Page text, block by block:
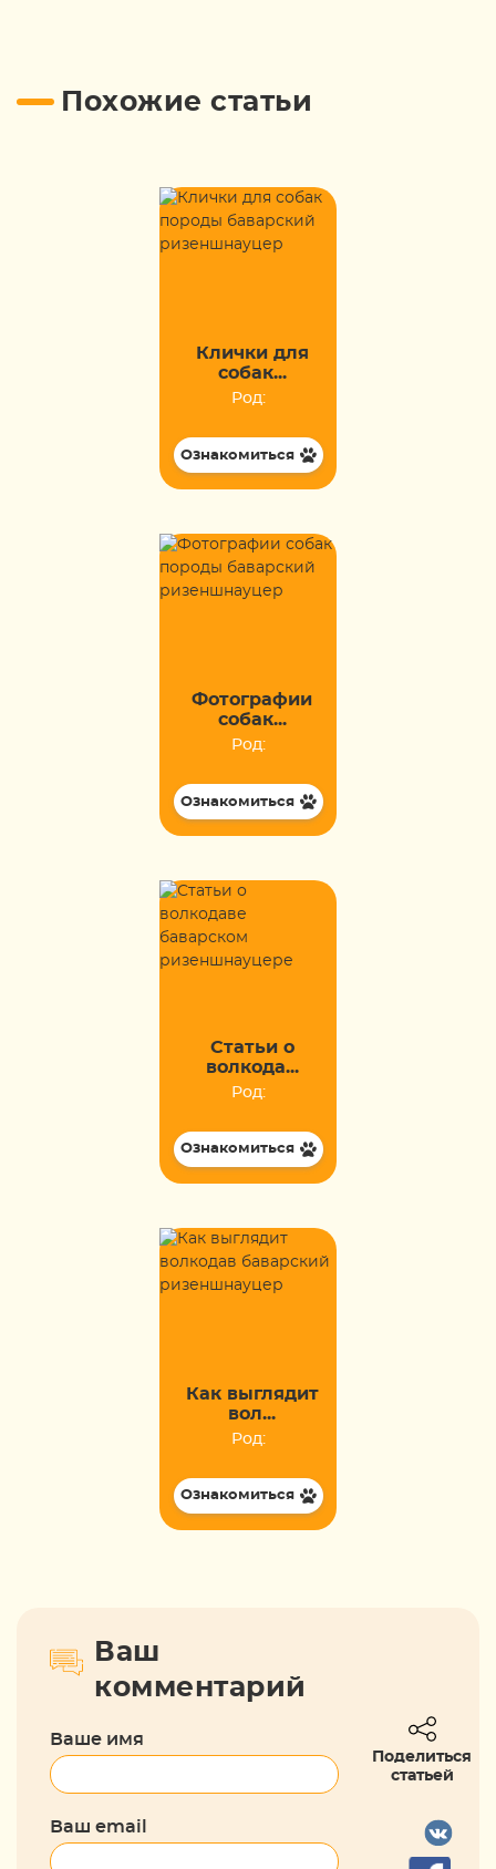
Похожие статьи
Клички для
собак...
Род:
Ознакомиться
Фотографии
собак...
Род:
Ознакомиться
Статьи о
волкода...
Род:
Ознакомиться
Как выглядит
вол...
Род:
Ознакомиться
Ваш
комментарий
Ваше имя
Ваш email
Поделиться
статьей